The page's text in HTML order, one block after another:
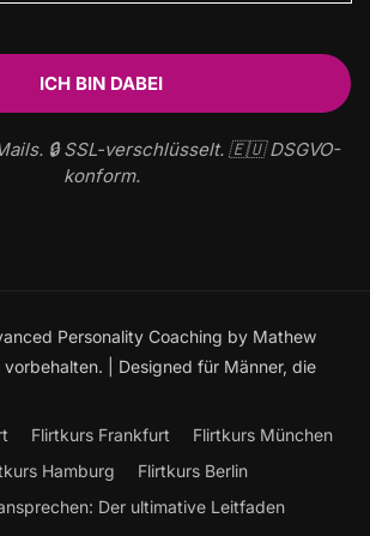
🔒 SSL-verschlüsselt. 🇪🇺 DSGVO-
konform.
Personality Coaching by Mathew
vorbehalten. | Designed für Männer, die
Flirtkurs Frankfurt
Flirtkurs München
Hamburg
Flirtkurs Berlin
Der ultimative Leitfaden